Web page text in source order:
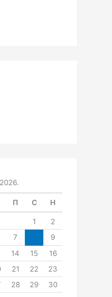
П С Н
1
2
7
9
14 15
16
21 22
23
28 29
30